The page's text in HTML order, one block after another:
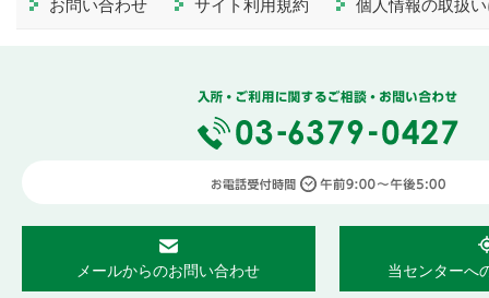
お問い合わせ サイト利用規約 個人情報の取扱
当センターへ
メールからのお問い合わせ